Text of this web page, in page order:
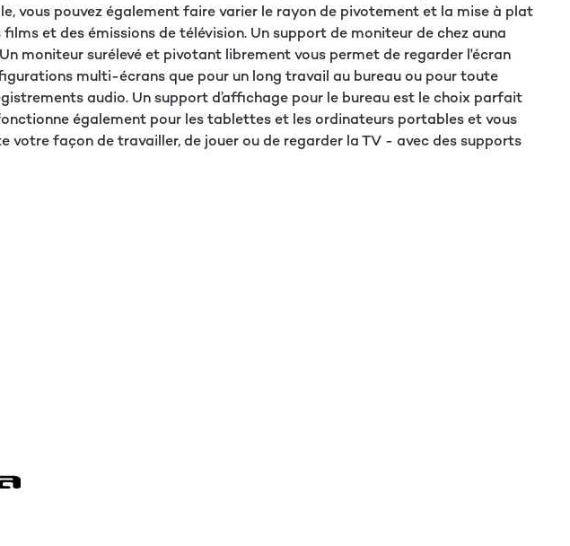
vous pouvez également faire varier le rayon de pivotement et la mise à plat
et des émissions de télévision. Un support de moniteur de chez auna
moniteur surélevé et pivotant librement vous permet de regarder l'écran
multi-écrans que pour un long travail au bureau ou pour toute
audio. Un support d’affichage pour le bureau est le choix parfait
également pour les tablettes et les ordinateurs portables et vous
façon de travailler, de jouer ou de regarder la TV - avec des supports